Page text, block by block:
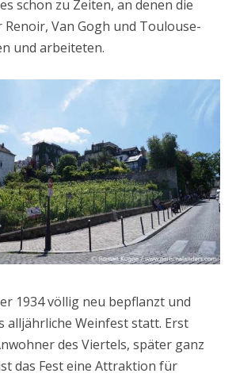
schon zu Zeiten, an denen die
Van Gogh und Toulouse-
und arbeiteten.
1934 völlig neu bepflanzt und
alljährliche Weinfest statt. Erst
des Viertels, später ganz
das Fest eine Attraktion für